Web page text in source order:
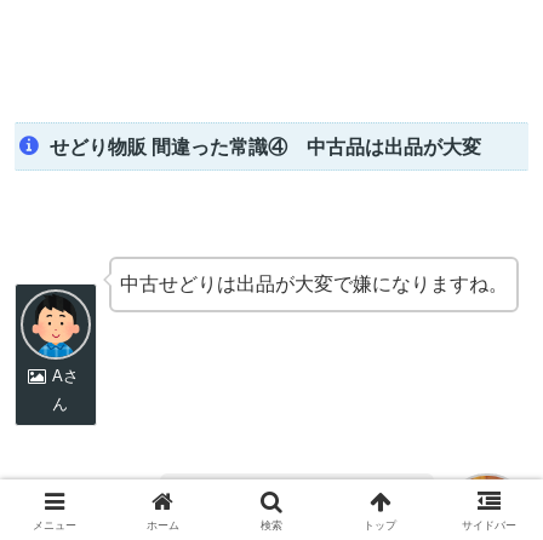
せどり物販 間違った常識④ 中古品は出品が大変
Aさ
ん
中古せどりは出品が大変で嫌になりますね。
どうしてそう思われますか？
メニュー ホーム 検索 トップ サイドバー